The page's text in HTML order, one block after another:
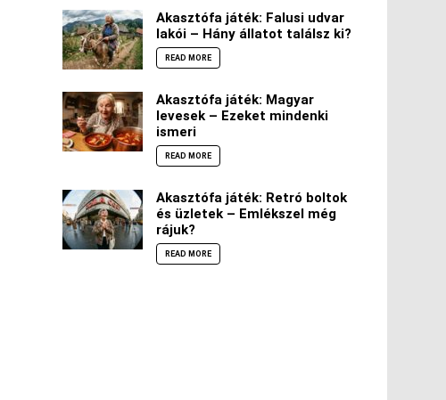
Akasztófa játék: Falusi udvar
lakói – Hány állatot találsz ki?
READ MORE
Akasztófa játék: Magyar
levesek – Ezeket mindenki
ismeri
READ MORE
Akasztófa játék: Retró boltok
és üzletek – Emlékszel még
rájuk?
READ MORE